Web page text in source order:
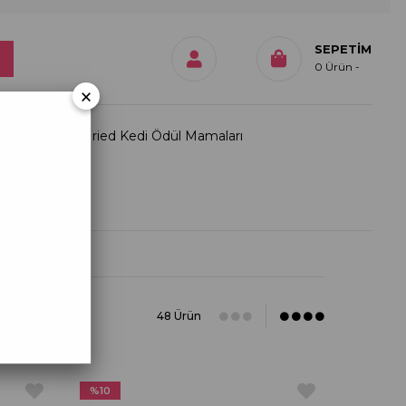
SEPETIM
0 Ürün
Freeze Dried Kedi Ödül Mamaları
48 Ürün
%10
×